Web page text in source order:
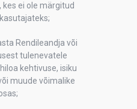
ei ole märgitud
Rendileandja või
tulenevatele
kehtivuse, isiku
muude võimalike